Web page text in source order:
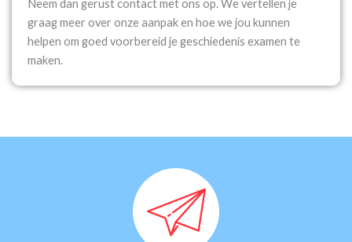
Neem dan gerust contact met ons op. We vertellen je
graag meer over onze aanpak en hoe we jou kunnen
helpen om goed voorbereid je geschiedenis examen te
maken.